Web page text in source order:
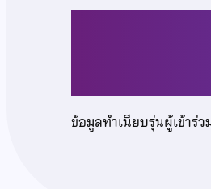
ข้อมูลทำเนียบรุ่นผู้เข้าร่